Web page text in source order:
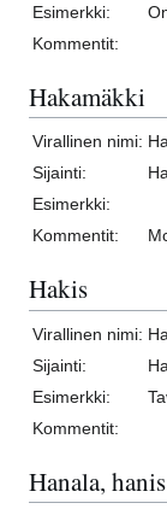
Esimerkki:
Kommentit:
Hakamäkki
Virallinen nimi:
Sijainti:
Esimerkki:
Kommentit:
Hakis
Virallinen nimi:
Sijainti:
Esimerkki:
Kommentit:
Hanala, hanis